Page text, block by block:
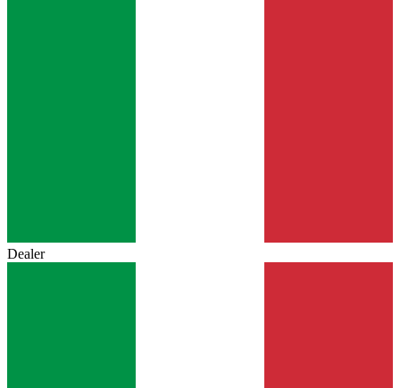
Dealer